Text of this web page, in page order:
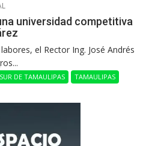
universidad competitiva
el Rector Ing. José Andrés
SUR DE TAMAULIPAS
TAMAULIPAS